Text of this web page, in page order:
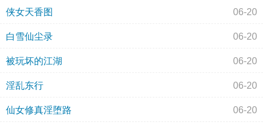
侠女天香图 06-20
白雪仙尘录 06-20
被玩坏的江湖 06-20
淫乱东行 06-20
仙女修真淫堕路 06-20